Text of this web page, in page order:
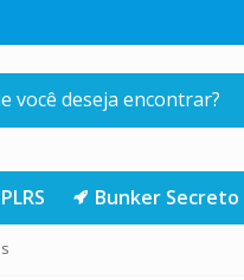
NA LOJA | CLIQUE AQUI
Bunker Secreto